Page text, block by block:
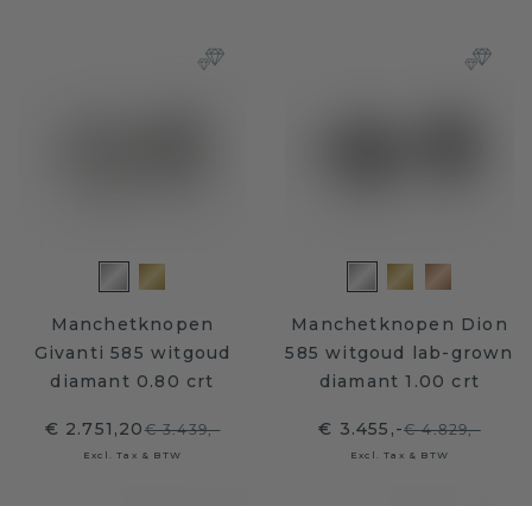
Manchetknopen
Givanti 585 witgoud
diamant 0.80 crt
€ 2.751,20€ 3.439,-
Excl. Tax & BTW
Manchetknopen Dion
585 witgoud lab-grown
diamant 1.00 crt
€ 3.455,-€ 4.829,-
Excl. Tax & BTW